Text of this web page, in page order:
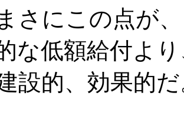
さにこの点が
な低額給付よ
設的、効果的